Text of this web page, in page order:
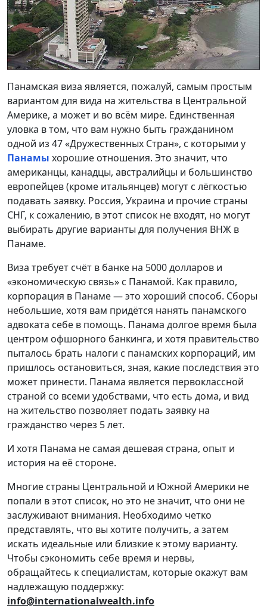
Панамская виза является, пожалуй, самым простым
вариантом для вида на жительства в Центральной
Америке, а может и во всём мире. Единственная
уловка в том, что вам нужно быть гражданином
одной из 47 «Дружественных Стран», с которыми у
Панамы хорошие отношения. Это значит, что
американцы, канадцы, австралийцы и большинство
европейцев (кроме итальянцев) могут с лёгкостью
подавать заявку. Россия, Украина и прочие страны
СНГ, к сожалению, в этот список не входят, но могут
выбирать другие варианты для получения ВНЖ в
Панаме.
Виза требует счёт в банке на 5000 долларов и
«экономическую связь» с Панамой. Как правило,
корпорация в Панаме — это хороший способ. Сборы
небольшие, хотя вам придётся нанять панамского
адвоката себе в помощь. Панама долгое время была
центром офшорного банкинга, и хотя правительство
пыталось брать налоги с панамских корпораций, им
пришлось остановиться, зная, какие последствия это
может принести. Панама является первоклассной
страной со всеми удобствами, что есть дома, и вид
на жительство позволяет подать заявку на
гражданство через 5 лет.
И хотя Панама не самая дешевая страна, опыт и
история на её стороне.
Многие страны Центральной и Южной Америки не
попали в этот список, но это не значит, что они не
заслуживают внимания. Необходимо четко
представлять, что вы хотите получить, а затем
искать идеальные или близкие к этому варианту.
Чтобы сэкономить себе время и нервы,
обращайтесь к специалистам, которые окажут вам
надлежащую поддержку:
info@internationalwealth.info